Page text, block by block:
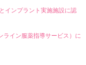
インプラント実施施設に認
ライン服薬指導サービス）に